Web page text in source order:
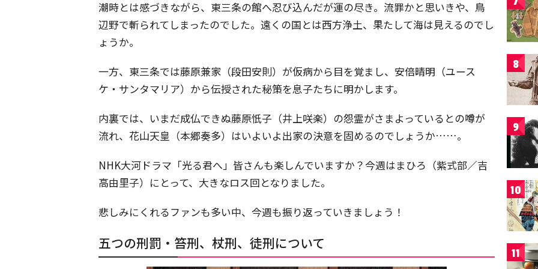
潮時とは感づきながら、東三条の館へ忍び込んだが運の尽き。流罪かと思いきや、鳥
辺野で斬られてしまったのでした。遠くの国とは西方浄土、果たして海は見えるのでし
ょうか。
一方、東三条では藤原兼家（段田安則）が仮病から目を覚まし、安倍晴明（ユース
ケ・サンタマリア）から伝授された秘策を息子たちに明かします。
内裏では、いまだ成仏できぬ藤原忯子（井上咲楽）の怨霊がさまよっているとの噂が
流れ、花山天皇（本郷奏多）はいよいよ出家の決意を固めるのでしょうか……。
NHK大河ドラマ「光る君へ」皆さんも楽しんでいますか？今週はまひろ（紫式部／吉
高由里子）にとって、大きなロス回となりました。
悲しみにくれるファンも多い中、今週も振り返っていきましょう！
五つの刑罰・笞刑、杖刑、徒刑について
8
9
10
11